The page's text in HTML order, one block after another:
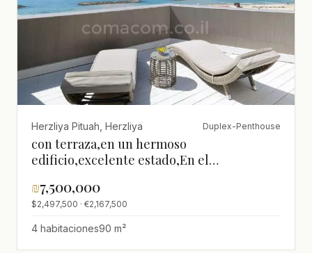
Herzliya Pituah, Herzliya Duplex-Penthouse
con terraza,en un hermoso
edificio,excelente estado,En el
altos,Lujoso,Cerca del mar,Vista al mar,¡No
se lo puede perder!,bien
arreglado,luminoso,espacioso,Espléndido
₪7,500,000
$2,497,500 · €2,167,500
4 habitaciones90 m²